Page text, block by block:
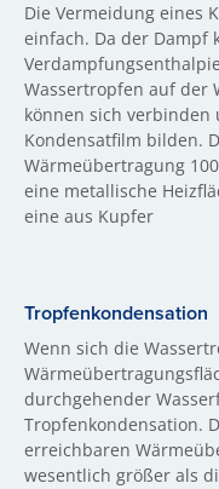
Die Vermeidung eines
einfach. Da der Dampf
Wassertropfen auf der
können sich
Kondensatfilm bilden.
Wärmeübertragung
eine metallische
eine aus Kupfer
Tropfenkondensation
Wenn sich die
durchgehender
Tropfenkondensation.
erreichbaren
wesentlich größer als